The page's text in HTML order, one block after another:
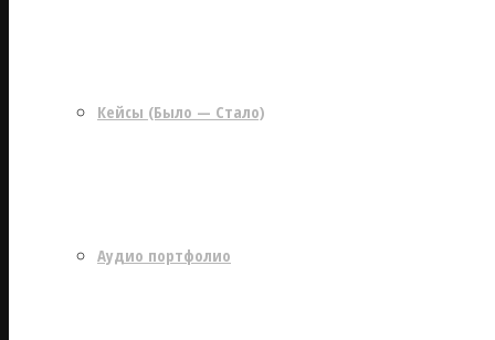
Кейсы (Было — Стало)
Аудио портфолио